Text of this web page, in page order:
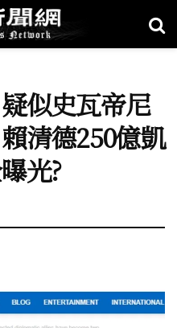
似史瓦帝尼
清德250億凱
光?